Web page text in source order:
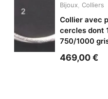
Bijoux Colliers
Collier avec
cercles dont
750/1000
469,00€